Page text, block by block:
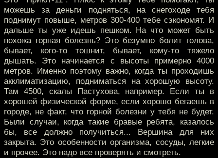
можешь за деньги подняться, на снегоходе тебя
поднимут повыше, метров 300-400 тебе сэкономят. И
дальше ты уже идешь пешком. На что может быть
похожа горная болезнь? Это безумно болит голова,
бывает, кого-то тошнит, бывает, кому-то тяжело
дышать. Это начинается с высоты примерно 4000
метров. Именно поэтому важно, когда ты проходишь
акклиматизацию, подниматься на хорошую высоту.
Там 4500, скалы Пастухова, например. Если ты в
хорошей физической форме, если хорошо бегаешь в
городе, не факт, что горной болезни у тебя не будет.
Были случаи, когда такие бравые ребята, казалось
бы, все должно получиться... Вершина для них
закрыта. Это особенности организма, сосуды, легкие
и прочее. Это надо все проверять и смотреть.